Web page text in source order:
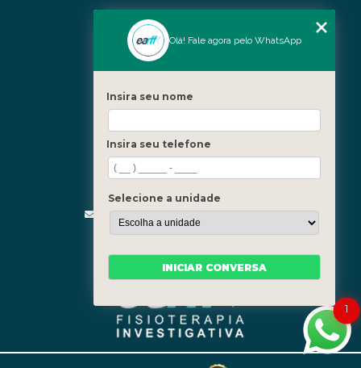
Fale Conosco
(21) 3619-5657
(21) 99390-3850
contato@fisioterapiainvestigativa.com
Segunda a sexta, das 7h às 21h
Nossas Unidades
Barra - Rio de Janeiro
1
Olá! Fale agora pelo WhatsApp
Insira seu nome
Insira seu telefone
Selecione a unidade
INICIAR CONVERSA